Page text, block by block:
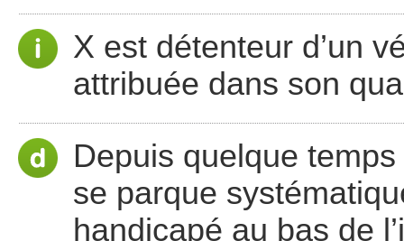
X est détenteur d’un
attribuée dans son
Depuis quelque
se parque
handicapé au bas de